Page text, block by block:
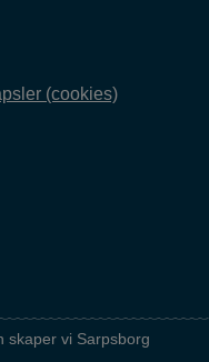
(cookies)
skaper vi Sarpsborg